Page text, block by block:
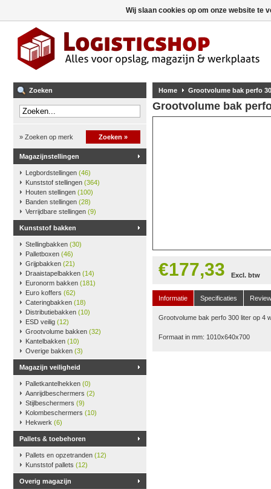
Zoeken
» Zoeken op merk Zoeken »
Magazijnstellingen
Legbordstellingen (46)
Kunststof stellingen (364)
Houten stellingen (100)
Banden stellingen (28)
Verrijdbare stellingen (9)
Kunststof bakken
Stellingbakken (30)
Palletboxen (46)
Grijpbakken (21)
Draaistapelbakken (14)
Euronorm bakken (181)
Euro koffers (62)
Cateringbakken (18)
Distributiebakken (10)
ESD veilig (12)
Grootvolume bakken (32)
Kantelbakken (10)
Overige bakken (3)
Magazijn veiligheid
Palletkantelhekken (0)
Aanrijdbeschermers (2)
Stijlbeschermers (9)
Kolombeschermers (10)
Hekwerk (6)
Pallets & toebehoren
Pallets en opzetranden (12)
Kunststof pallets (12)
Overig magazijn
Home Grootvolume bak perfo
Grootvolume bak
€177,33 Excl. btw
Informatie Specificaties
Grootvolume bak perfo 300 liter op 4
Formaat in mm: 1010x640x700
Wij slaan cookies op om onze website te